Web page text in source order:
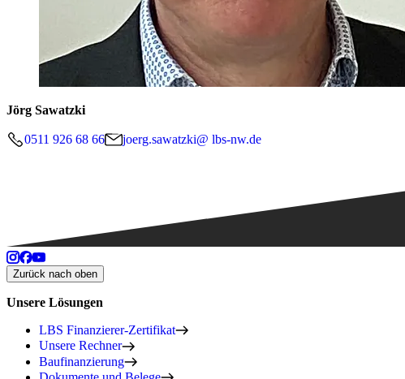
Jörg Sawatzki
0511 926 68 66 joerg.sawatzki@ lbs-nw.de
Zurück nach oben
Unsere Lösungen
LBS Finanzierer-Zertifikat
Unsere Rechner
Baufinanzierung